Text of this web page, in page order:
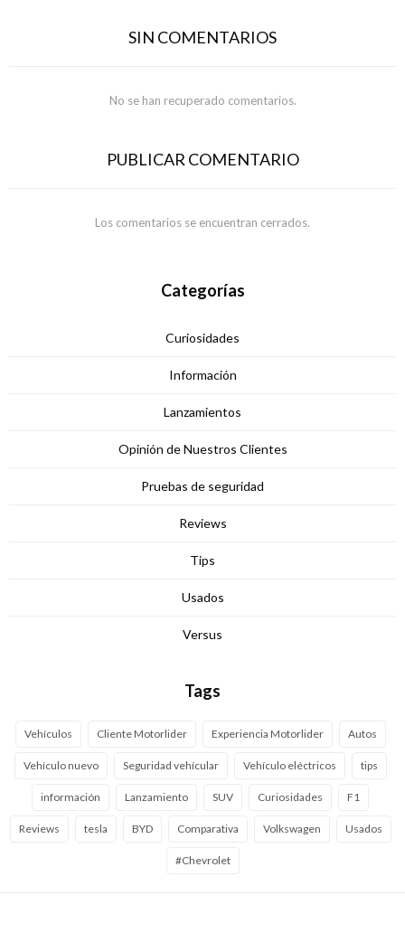
SIN COMENTARIOS
No se han recuperado comentarios.
PUBLICAR COMENTARIO
Los comentarios se encuentran cerrados.
Categorías
Curiosidades
Información
Lanzamientos
Opinión de Nuestros Clientes
Pruebas de seguridad
Reviews
Tips
Usados
Versus
Tags
Vehículos Cliente Motorlider Experiencia Motorlider Autos
Vehículo nuevo Seguridad vehícular Vehículo eléctricos tips
información Lanzamiento SUV Curiosidades F1
Reviews tesla BYD Comparativa Volkswagen Usados
#Chevrolet